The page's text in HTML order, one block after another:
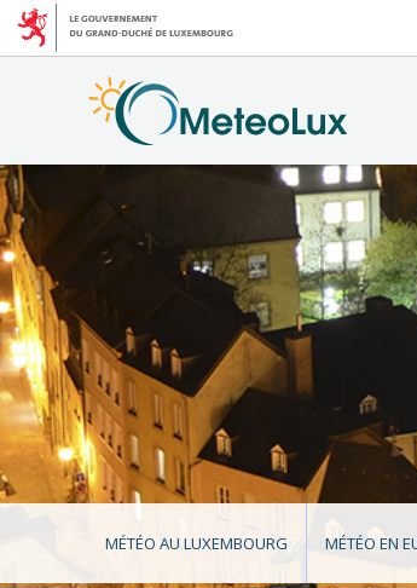
MÉTÉO AU LUXEMBOURG MÉTÉO EN